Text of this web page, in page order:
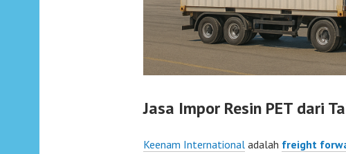
Jasa Impor Resin PET dari
Keenam International adalah freight